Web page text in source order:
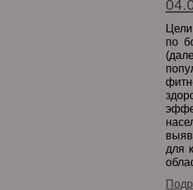
по
для